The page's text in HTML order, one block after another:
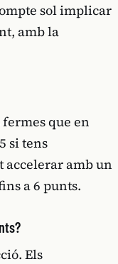
sol implicar
amb la
fermes que en
si tens
accelerar amb un
a 6 punts.
Els